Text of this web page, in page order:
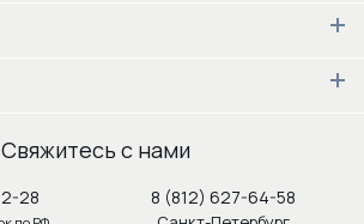
Свяжитесь с нами
28 8 (812) 627-64-58